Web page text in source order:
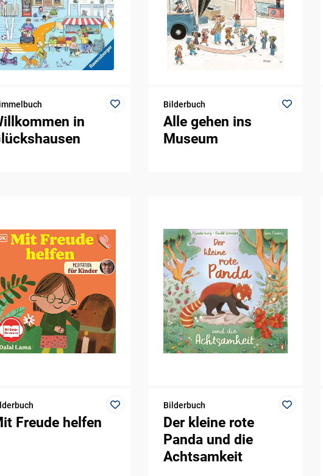
in
Bilderbuch
Alle gehen ins
Museum
Freude helfen
Bilderbuch
Der kleine rote
Panda und die
Achtsamkeit